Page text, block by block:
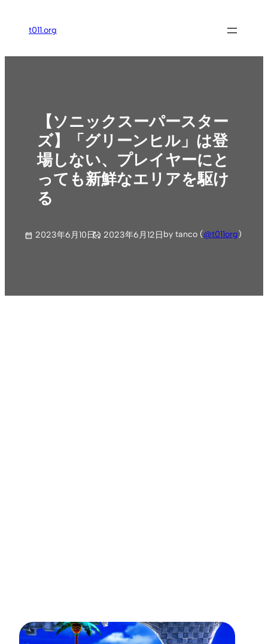
ス
t011.org
【ソニックスーパースター
ズ】「グリーンヒル」は登
場しない、プレイヤーにと
っても新鮮なエリアを駆け
る
2023年6月10日 2023年6月12日by tanco (@t011org)